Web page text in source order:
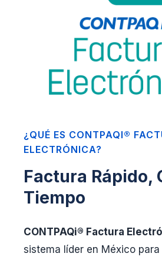
¿QUÉ ES CONTPAQI®
ELECTRÓNICA?
Factura Rápido,
Tiempo
CONTPAQi® Factura
sistema líder en México